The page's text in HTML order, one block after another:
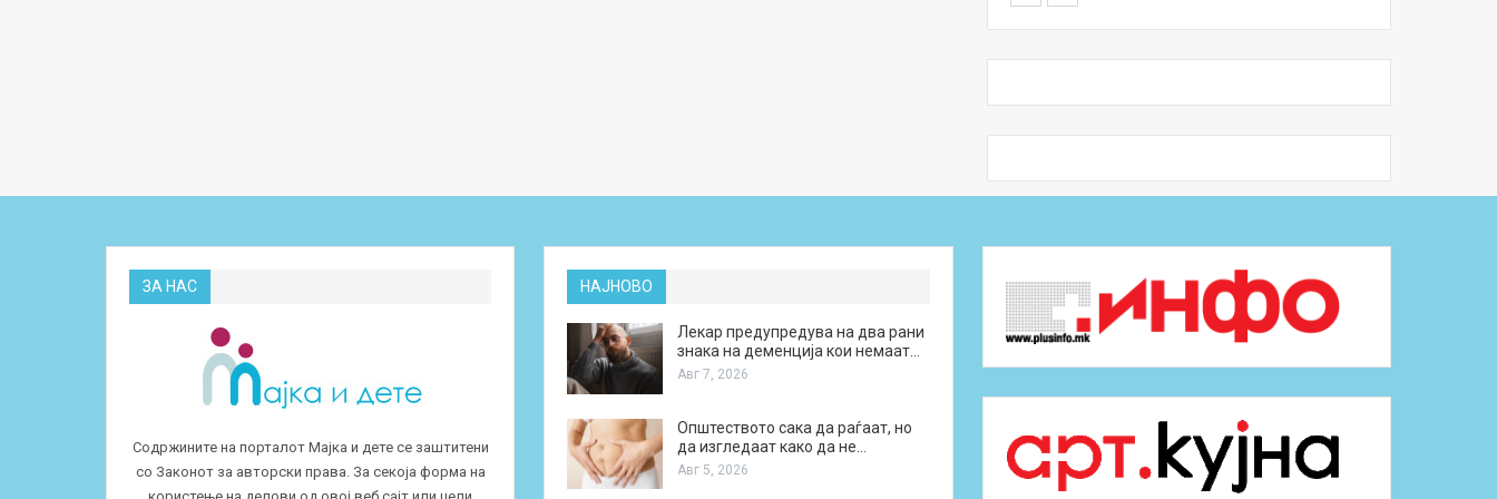
ЗА НАС
Содржините на порталот Мајка и дете се заштитени
со Законот за авторски права. За секоја форма на
НАЈНОВО
Лекар предупредува на два рани
знака на деменција кои немаат…
Авг 7, 2026
Општеството сака да раѓаат, но
да изгледаат како да не…
Авг 5, 2026